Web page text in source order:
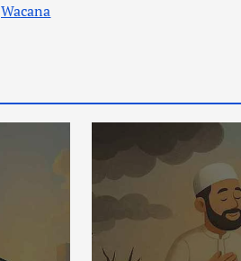
Wacana